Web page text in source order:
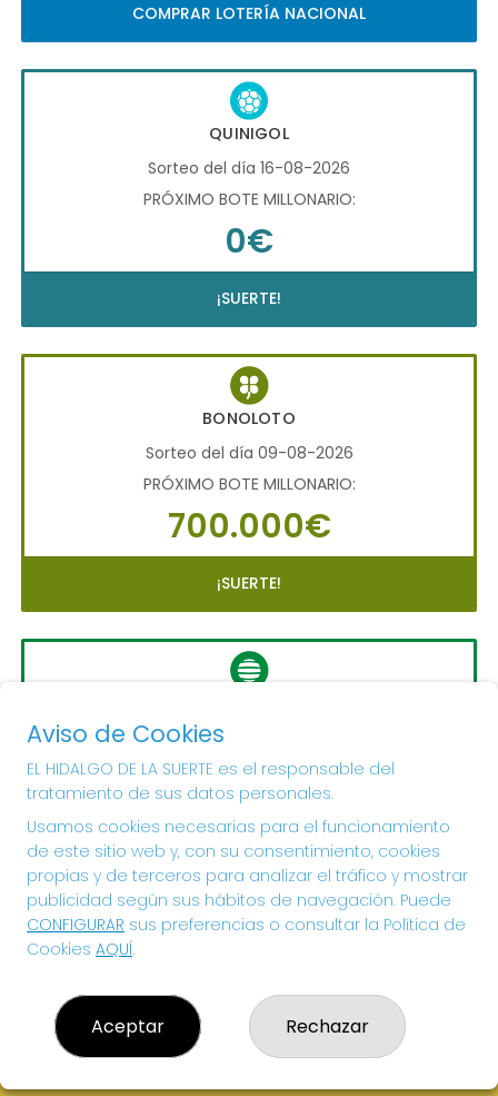
COMPRAR LOTERÍA NACIONAL
QUINIGOL
Sorteo del día 16-08-2026
PRÓXIMO BOTE MILLONARIO:
0€
¡SUERTE!
BONOLOTO
Sorteo del día 09-08-2026
PRÓXIMO BOTE MILLONARIO:
700.000€
¡SUERTE!
Sorteo del día 10-08-2026
PRÓXIMO BOTE MILLONARIO:
56.000.000€
¡SUERTE!
Aviso de Cookies
EL HIDALGO DE LA SUERTE es el responsable del
tratamiento de sus datos personales.
Usamos cookies necesarias para el funcionamiento
de este sitio web y, con su consentimiento, cookies
propias y de terceros para analizar el tráfico y mostrar
publicidad según sus hábitos de navegación. Puede
CONFIGURAR sus preferencias o consultar la Política de
Cookies AQUÍ.
Aceptar Rechazar